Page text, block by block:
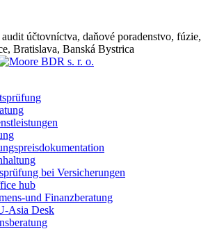
účtovníctva, daňové poradenstvo, fúzie,
Bratislava, Banská Bystrica
bei Versicherungen
hub
und Finanzberatung
Asia Desk